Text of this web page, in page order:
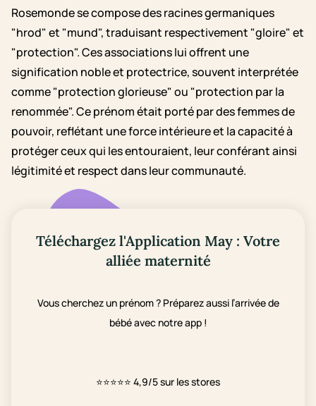
Rosemonde se compose des racines germaniques
"hrod" et "mund", traduisant respectivement "gloire" et
"protection". Ces associations lui offrent une
signification noble et protectrice, souvent interprétée
comme "protection glorieuse" ou "protection par la
renommée". Ce prénom était porté par des femmes de
pouvoir, reflétant une force intérieure et la capacité à
protéger ceux qui les entouraient, leur conférant ainsi
légitimité et respect dans leur communauté.
Téléchargez l'Application May : Votre
alliée maternité
Vous cherchez un prénom ? Préparez aussi l’arrivée de
bébé avec notre app !
⭐⭐⭐⭐⭐ 4,9/5 sur les stores